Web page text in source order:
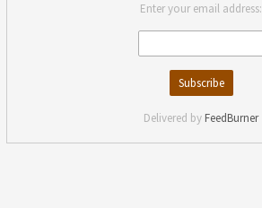
Enter your email address:
Delivered by FeedBurner